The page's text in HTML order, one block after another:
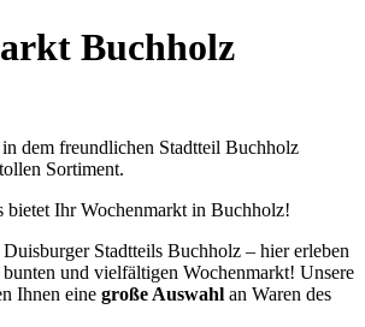
Buchholz
dem freundlichen Stadtteil Buchholz
Sortiment.
bietet Ihr Wochenmarkt in Buchholz!
Stadtteils Buchholz – hier erleben
bunten und vielfältigen Wochenmarkt! Unsere
Ihnen eine große Auswahl an Waren des